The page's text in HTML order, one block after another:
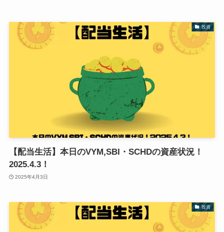
投資
【配当生活】本日のVYM,SBI・SCHDの資産状況！
2025.4.3！
2025年4月3日
投資